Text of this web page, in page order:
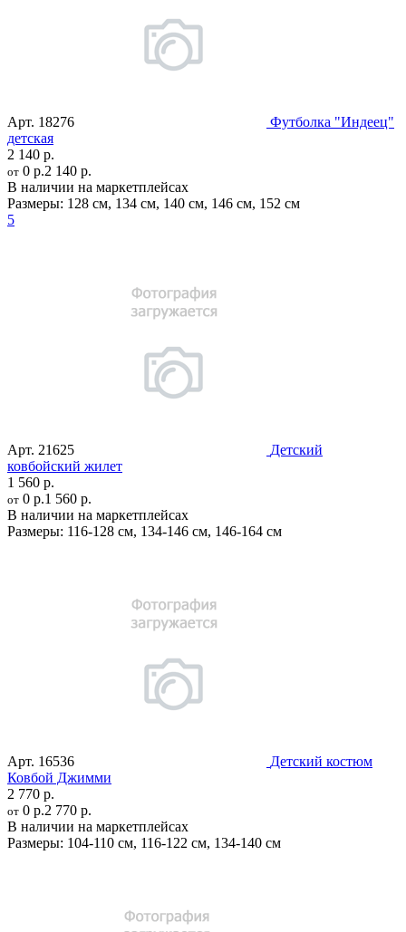
Арт. 18276
Футболка "Индеец"
детская
2 140 р.
от 0 р.2 140 р.
В наличии на маркетплейсах
Размеры: 128 см, 134 см, 140 см, 146 см, 152 см
5
Арт. 21625
Детский
ковбойский жилет
1 560 р.
от 0 р.1 560 р.
В наличии на маркетплейсах
Размеры: 116-128 см, 134-146 см, 146-164 см
Арт. 16536
Детский костюм
Ковбой Джимми
2 770 р.
от 0 р.2 770 р.
В наличии на маркетплейсах
Размеры: 104-110 см, 116-122 см, 134-140 см